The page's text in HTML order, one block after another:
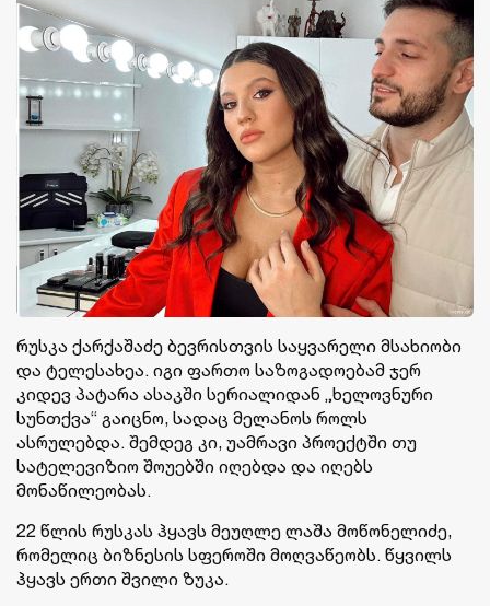
რუსკა ქარქაშაძე ბევრისთვის საყვარელი მსახიობი
და ტელესახეა. იგი ფართო საზოგადოებამ ჯერ
კიდევ პატარა ასაკში სერიალიდან „ხელოვნური
სუნთქვა“ გაიცნო, სადაც მელანოს როლს
ასრულებდა. შემდეგ კი, უამრავი პროექტში თუ
სატელევიზიო შოუებში იღებდა და იღებს
მონაწილეობას.
22 წლის რუსკას ჰყავს მეუღლე ლაშა მოწონელიძე,
რომელიც ბიზნესის სფეროში მოღვაწეობს. წყვილს
ჰყავს ერთი შვილი ზუკა.